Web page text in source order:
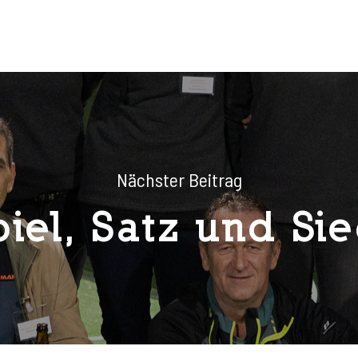
Nächster Beitrag
Satz und